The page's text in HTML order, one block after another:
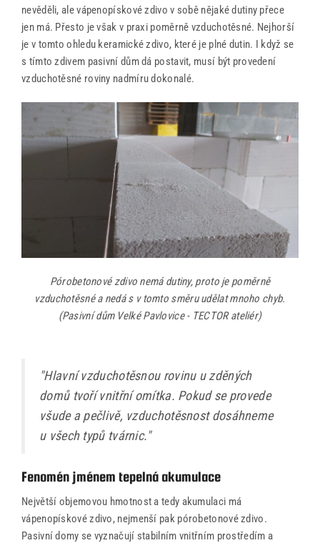
nevěděli, ale vápenopískové zdivo v sobě nějaké dutiny přece
jen má. Přesto je však v praxi poměrně vzduchotěsné. Nejhorší
je v tomto ohledu keramické zdivo, které je plné dutin. I když se
s tímto zdivem pasivní dům dá postavit, musí být provedení
vzduchotěsné roviny nadmíru dokonalé.
Pórobetonové zdivo nemá dutiny, proto je poměrně
vzduchotěsné a nedá s v tomto směru udělat mnoho chyb.
(Pasivní dům Velké Pavlovice - TECTOR ateliér)
"Hlavní vzduchotěsnou rovinu u zděných
domů tvoří vnitřní omítka. Pokud se provede
všude a pečlivě, vzduchotěsnost dosáhneme
u všech typů tvárnic."
Fenomén jménem tepelná akumulace
Největší objemovou hmotnost a tedy akumulaci má
vápenopískové zdivo, nejmenší pak pórobetonové zdivo.
Pasivní domy se vyznačují stabilním vnitřním prostředím a